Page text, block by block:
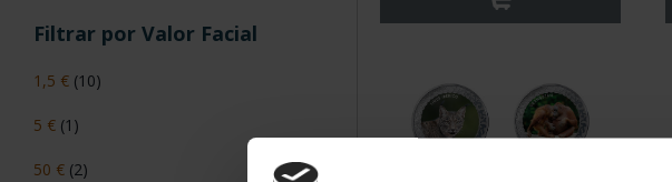
Filtrar por Valor Facial
1,5 € (10)
5 € (1)
50 € (2)